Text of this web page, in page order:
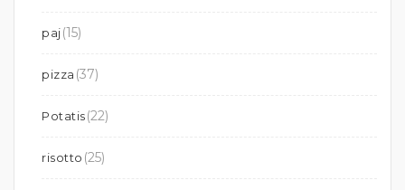
paj(15)
pizza (37)
Potatis(22)
risotto (25)